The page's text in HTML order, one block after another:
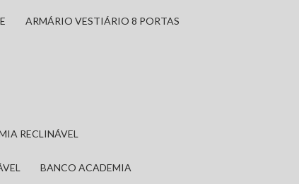
ARMÁRIO VESTIÁRIO 8 PORTAS
RECLINÁVEL
BANCO ACADEMIA